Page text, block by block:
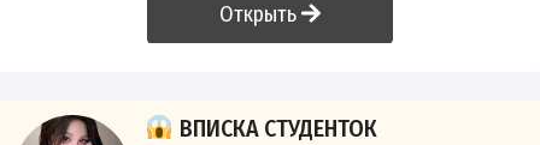
Открыть
ВПИСКА СТУДЕНТОК